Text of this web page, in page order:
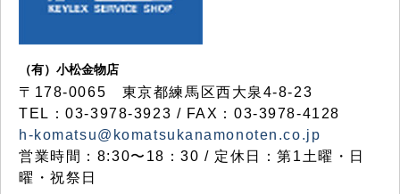
（有）小松金物店
〒178-0065 東京都練馬区西大泉4-8-23
TEL：03-3978-3923 / FAX：03-3978-4128
h-komatsu@komatsukanamonoten.co.jp
営業時間：8:30〜18：30 / 定休日：第1土曜・日
曜・祝祭日